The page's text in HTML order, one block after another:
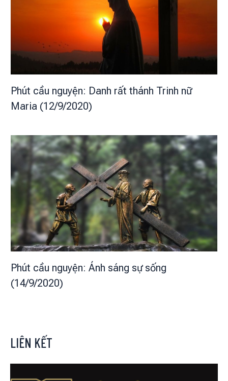
Phút cầu nguyện: Danh rất thánh Trinh nữ
Maria (12/9/2020)
Phút cầu nguyện: Ánh sáng sự sống
(14/9/2020)
LIÊN KẾT